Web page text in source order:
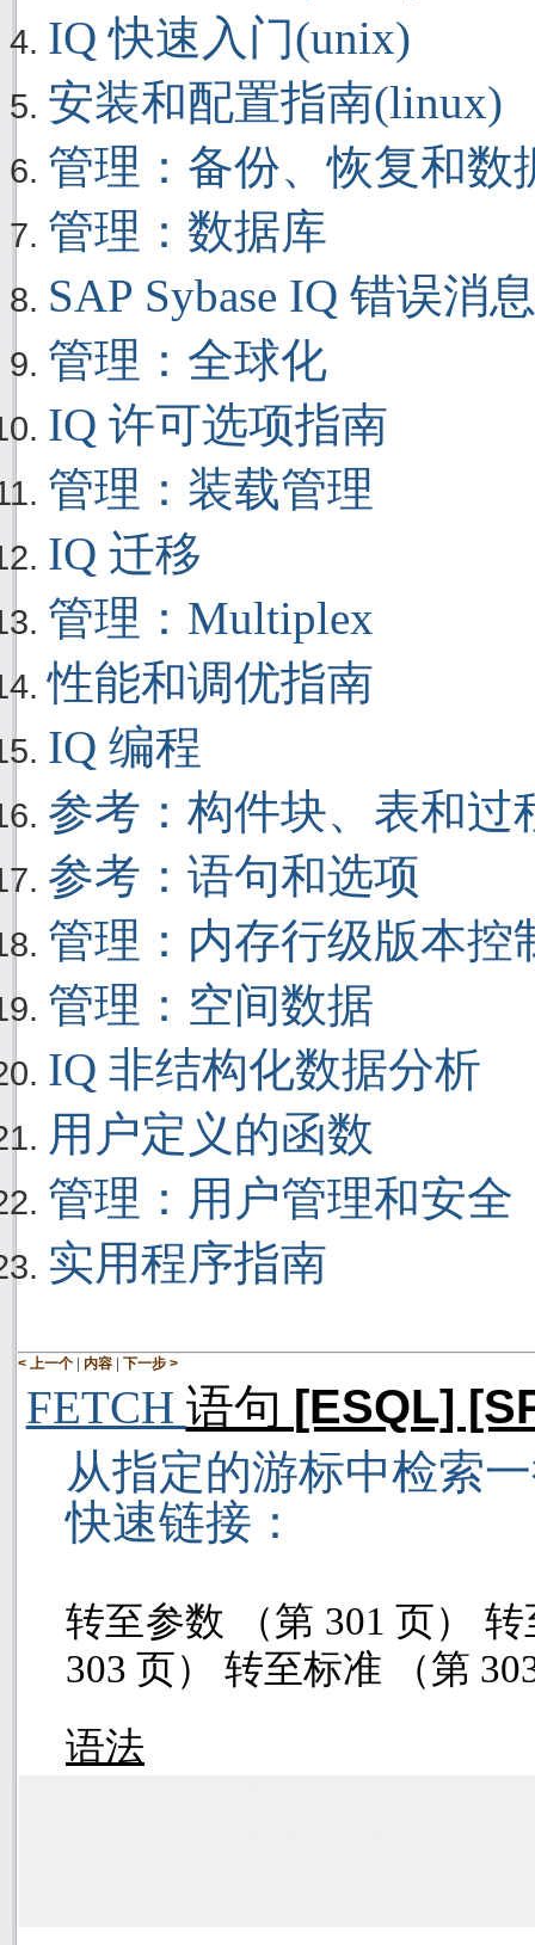
IQ 快速入门(unix)
安装和配置指南(linux)
管理：备份、恢复和数
管理：数据库
SAP Sybase IQ 错误消息
管理：全球化
IQ 许可选项指南
管理：装载管理
IQ 迁移
管理：Multiplex
性能和调优指南
IQ 编程
参考：构件块、表和过
参考：语句和选项
管理：内存行级版本控
管理：空间数据
IQ 非结构化数据分析
用户定义的函数
管理：用户管理和安全
实用程序指南
< 上一个 | 内容 | 下一步 >
FETCH 语句 [ESQL]
从指定的游标中检索
快速链接：
转至参数 （第 301页）转
303 页） 转至标准 （第
语法